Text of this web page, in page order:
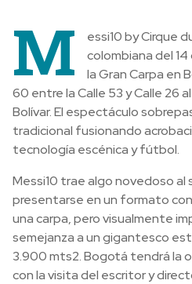
M
essi10 by Cirque
colombiana del 14
la Gran Carpa en
60 entre la Calle 53 y Calle 26
Bolívar. El espectáculo
tradicional fusionando
tecnología escénica y fútbol.
Messi10 trae algo novedoso al
presentarse en un formato
una carpa, pero visualmente
semejanza a un gigantesco
3.900 mts2. Bogotá tendrá la
con la visita del escritor y